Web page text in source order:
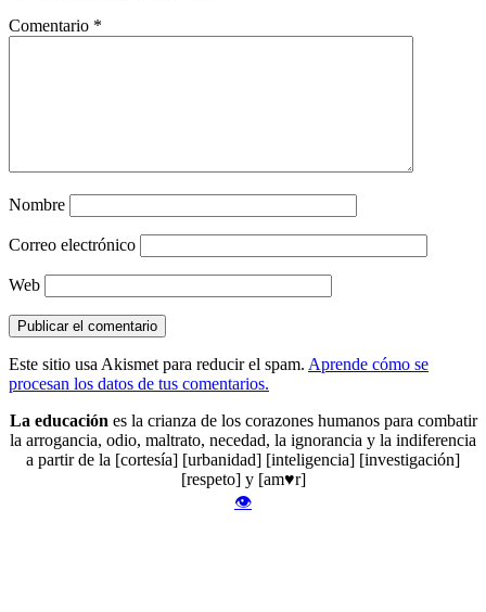
Comentario *
Nombre
Correo electrónico
Web
Este sitio usa Akismet para reducir el spam. Aprende cómo se
procesan los datos de tus comentarios.
La educación es la crianza de los corazones humanos para combatir
la arrogancia, odio, maltrato, necedad, la ignorancia y la indiferencia
a partir de la [cortesía] [urbanidad] [inteligencia] [investigación]
[respeto] y [am♥r]
👁